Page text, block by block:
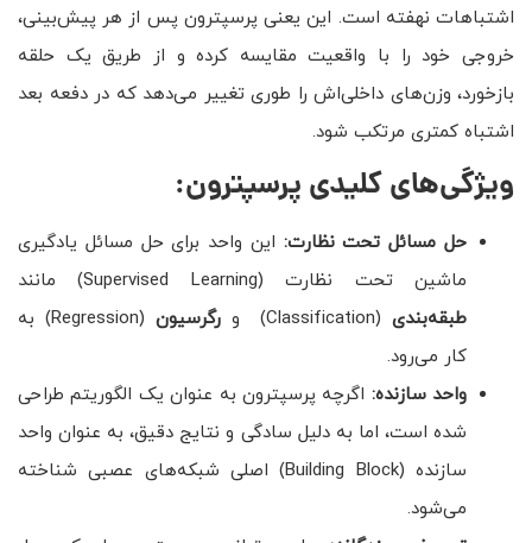
اشتباهات نهفته است. این یعنی پرسپترون پس از هر پیش‌بینی،
خروجی خود را با واقعیت مقایسه کرده و از طریق یک حلقه
بازخورد، وزن‌های داخلی‌اش را طوری تغییر می‌دهد که در دفعه بعد
اشتباه کمتری مرتکب شود.
ویژگی‌های کلیدی پرسپترون:
حل مسائل تحت نظارت: این واحد برای حل مسائل یادگیری
ماشین تحت نظارت (Supervised Learning) مانند
طبقه‌بندی(Classification) و رگرسیون
(Regression) به
کار می‌رود.
واحد سازنده: اگرچه پرسپترون به عنوان یک الگوریتم طراحی
شده است، اما به دلیل سادگی و نتایج دقیق، به عنوان واحد
سازنده (Building Block) اصلی شبکه‌های عصبی شناخته
می‌شود.